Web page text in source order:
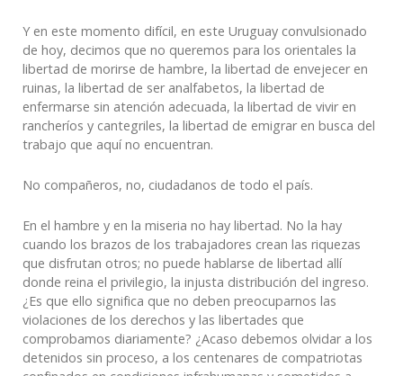
Y en este momento difícil, en este Uruguay convulsionado
de hoy, decimos que no queremos para los orientales la
libertad de morirse de hambre, la libertad de envejecer en
ruinas, la libertad de ser analfabetos, la libertad de
enfermarse sin atención adecuada, la libertad de vivir en
rancheríos y cantegriles, la libertad de emigrar en busca del
trabajo que aquí no encuentran.
No compañeros, no, ciudadanos de todo el país.
En el hambre y en la miseria no hay libertad. No la hay
cuando los brazos de los trabajadores crean las riquezas
que disfrutan otros; no puede hablarse de libertad allí
donde reina el privilegio, la injusta distribución del ingreso.
¿Es que ello significa que no deben preocuparnos las
violaciones de los derechos y las libertades que
comprobamos diariamente? ¿Acaso debemos olvidar a los
detenidos sin proceso, a los centenares de compatriotas